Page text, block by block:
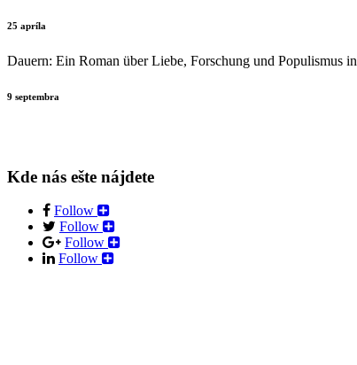
25 apríla
Dauern: Ein Roman über Liebe, Forschung und Populismus
9 septembra
Kde nás ešte nájdete
Follow
Follow
Follow
Follow